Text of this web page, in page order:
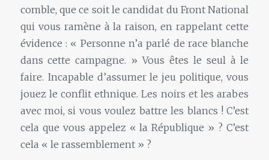
comble, que ce soit le candidat du Front National
qui vous ramène à la raison, en rappelant cette
évidence : « Personne n’a parlé de race blanche
dans cette campagne. » Vous êtes le seul à le
faire. Incapable d’assumer le jeu politique, vous
jouez le conflit ethnique. Les noirs et les arabes
avec moi, si vous voulez battre les blancs ! C’est
cela que vous appelez « la République » ? C’est
cela « le rassemblement » ?